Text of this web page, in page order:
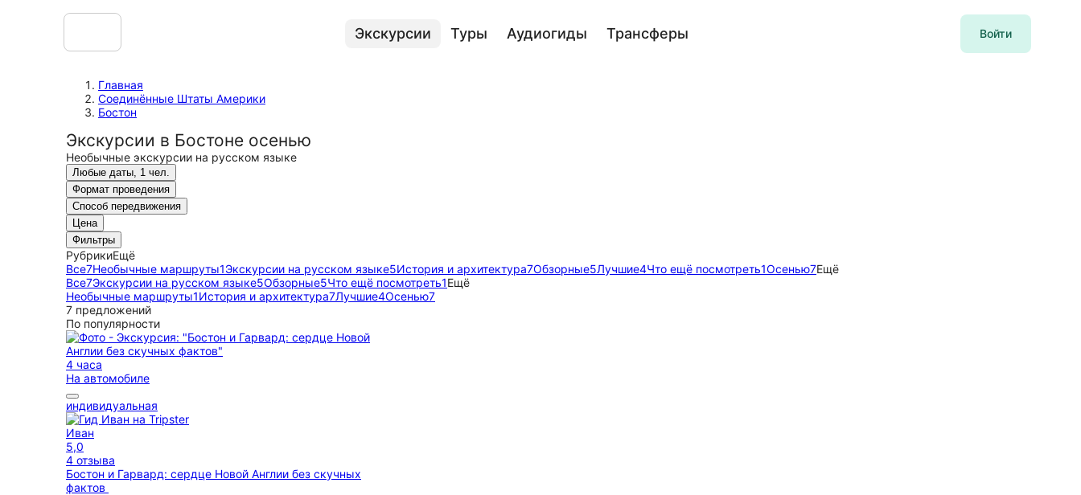
Экскурсии Туры Аудиогиды Трансферы Войти
Главная
Соединённые Штаты Америки
Бостон
Экскурсии в Бостоне осенью
Необычные экскурсии на русском языке
Любые даты, 1 чел.
Формат проведения
Способ передвижения
Цена
Фильтры
РубрикиЕщё
Все7Необычные маршруты1Экскурсии на русском языке5История и архитектура7Обзорные5Лучшие4Что ещё посмотреть1Осенью7Ещё
Все7Экскурсии на русском языке5Обзорные5Что ещё посмотреть1Ещё
Необычные маршруты1История и архитектура7Лучшие4Осенью7
7 предложений
По популярности
4 часа
На автомобиле
индивидуальная
Иван
5,0
4 отзыва
Бостон и Гарвард: сердце Новой Англии без скучных
фактов